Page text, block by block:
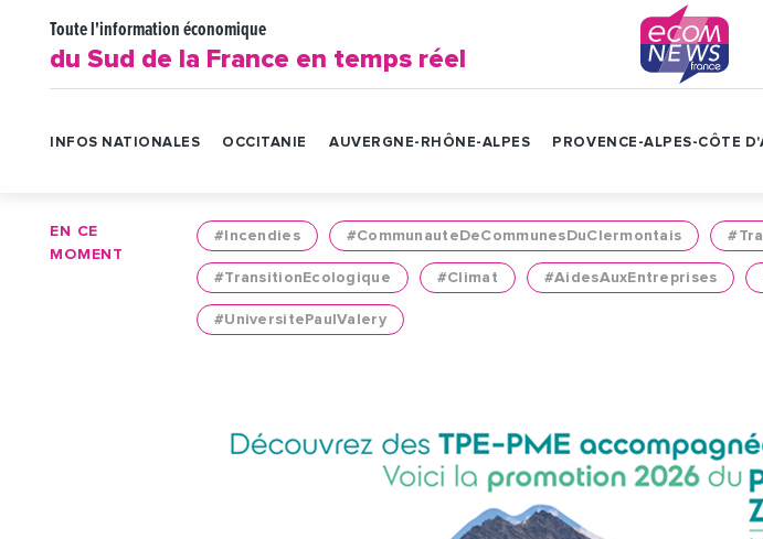
Toute l'information économique
du Sud de la France en temps réel
INFOS NATIONALES OCCITANIE AUVERGNE-RHÔNE-ALPES PROVENCE-ALPES-CÔTE
EN CE
MOMENT
#Incendies #CommunauteDeCommunesDuClermontais
#TransitionEcologique #Climat #AidesAuxEntreprises
#UniversitePaulValery